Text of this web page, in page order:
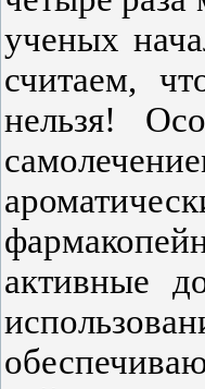
ученых
считаем,
нельзя!
активные